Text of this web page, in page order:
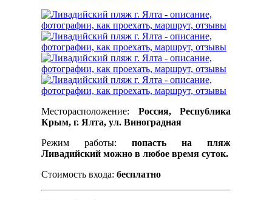
Месторасположение: Россия, Республика
Крым, г. Ялта, ул. Виноградная
Режим работы: попасть на пляж
Ливадийский можно в любое время суток.
Стоимость входа: бесплатно